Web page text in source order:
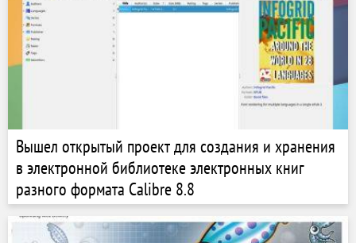
Вышел открытый проект для создания и хранения
в электронной библиотеке электронных книг
разного формата Calibre 8.8